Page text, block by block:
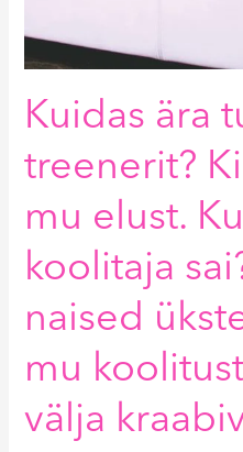
Kuidas ära
treenerit?
mu elust.
koolitaja
naised
mu
välja